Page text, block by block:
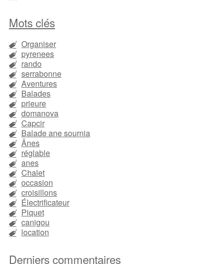
Mots clés
Organiser
pyrenees
rando
serrabonne
Aventures
Balades
prieure
domanova
Capcir
Balade ane sournia
Ânes
réglable
anes
Chalet
occasion
croisillons
Électrificateur
Piquet
canigou
location
Derniers commentaires